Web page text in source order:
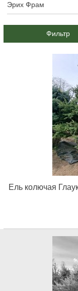
Эрих Фрам
Фильтр
Ель колючая